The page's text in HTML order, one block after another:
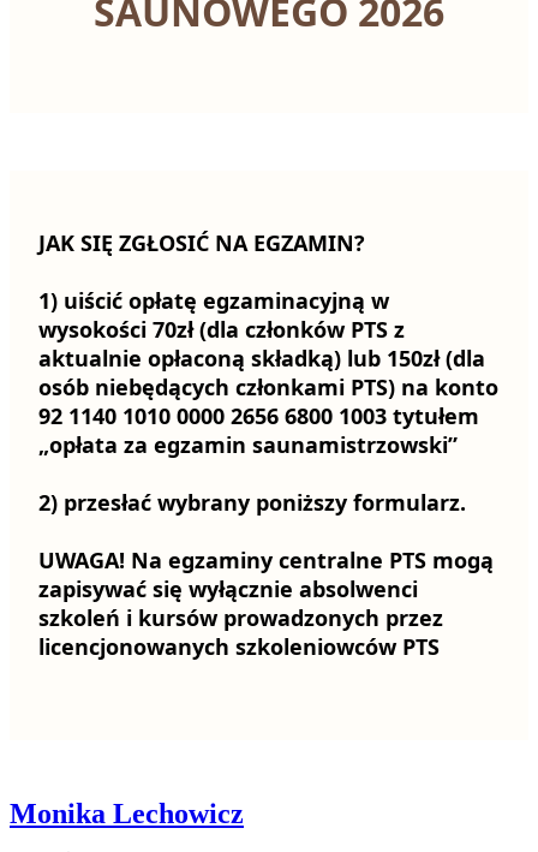
SAUNOWEGO 2026
JAK SIĘ ZGŁOSIĆ NA EGZAMIN?
1) uiścić opłatę egzaminacyjną w
wysokości 70zł(dla członków PTS z
aktualnie opłaconą składką) lub 150zł(dla
osób niebędących członkami PTS) na konto
92 1140 1010 0000 2656 6800 1003 tytułem
„opłata za egzamin saunamistrzowski”
2) przesłać wybrany poniższy formularz.
UWAGA! Na egzaminy centralne PTS mogą
zapisywać się wyłącznie absolwenci
szkoleń i kursów prowadzonych przez
licencjonowanych szkoleniowców PTS
Monika Lechowicz